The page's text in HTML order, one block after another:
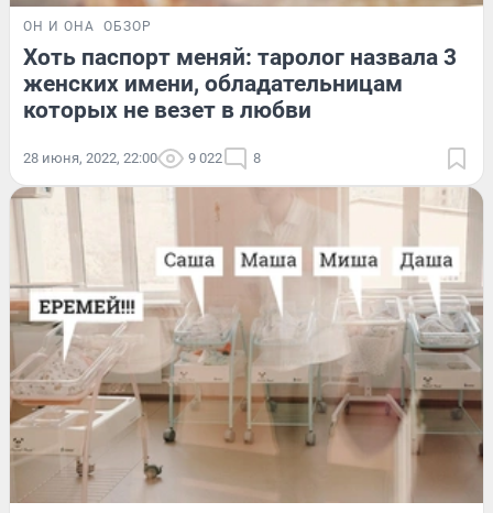
ОН И ОНА ОБЗОР
Хоть паспорт меняй: таролог назвала 3
женских имени, обладательницам
которых не везет в любви
28 июня, 2022, 22:00 9 022 8